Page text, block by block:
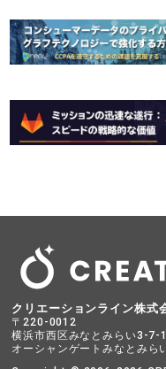
クリエーションライン株式
〒220-0012
横浜市西区みなとみらい3-7-1
オーシャンゲートみなとみら